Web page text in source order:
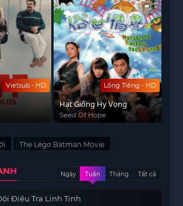
Vietsub - HD Lồng Tiếng - HD
Hạt Giống Hy Vọng
Seed Of Hope
The Lego Batman Movie
Ngày Tuần Tháng Tất cả
Điều Tra Linh Tinh